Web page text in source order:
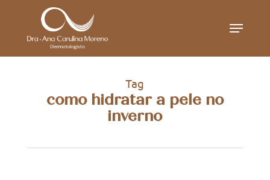
Menu
Tag
como hidratar a pele no
inverno